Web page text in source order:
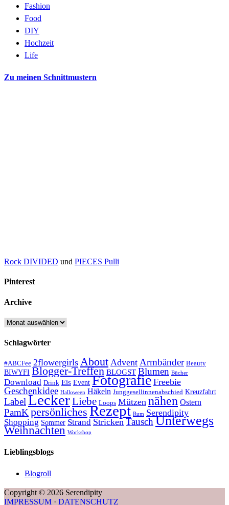
Fashion
Food
DIY
Hochzeit
Life
Zu meinen Schnittmustern
Rock DIVIDED und PIECES Pulli
Pinterest
Archive
Archive
Schlagwörter
#ABCFee 2flowergirls About Advent Armbänder Beauty
BIWYFI Blogger-Treffen BLOGST Blumen Bücher
Download Drink Eis Event Fotografie Freebie
Geschenkidee Halloween Häkeln Junggesellinnenabschied Kreuzfahrt
LabelLeckerLiebe Loops Mützen nähen Ostern
PamKpersönliches Rezept Rum Serendipity
Shopping Sommer Strand Stricken TauschUnterwegs
Weihnachten Workshop
Lieblingsblogs
Blogroll
Copyright © 2026 Serendipity
IMPRESSUM · DATENSCHUTZ